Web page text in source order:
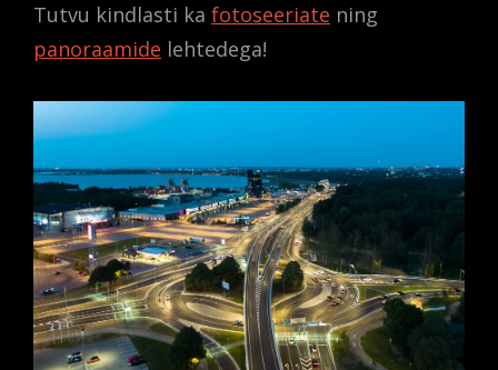
Tutvu kindlasti ka fotoseeriate ning
panoraamide lehtedega!